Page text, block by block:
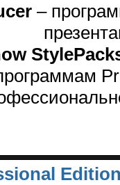
–